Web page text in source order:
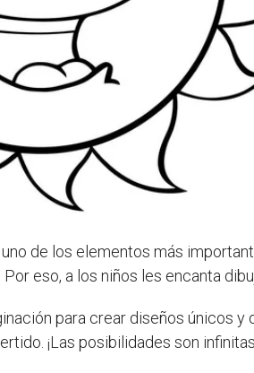
de los elementos más
eso, a los niños les encanta
para crear diseños únicos
¡Las posibilidades son